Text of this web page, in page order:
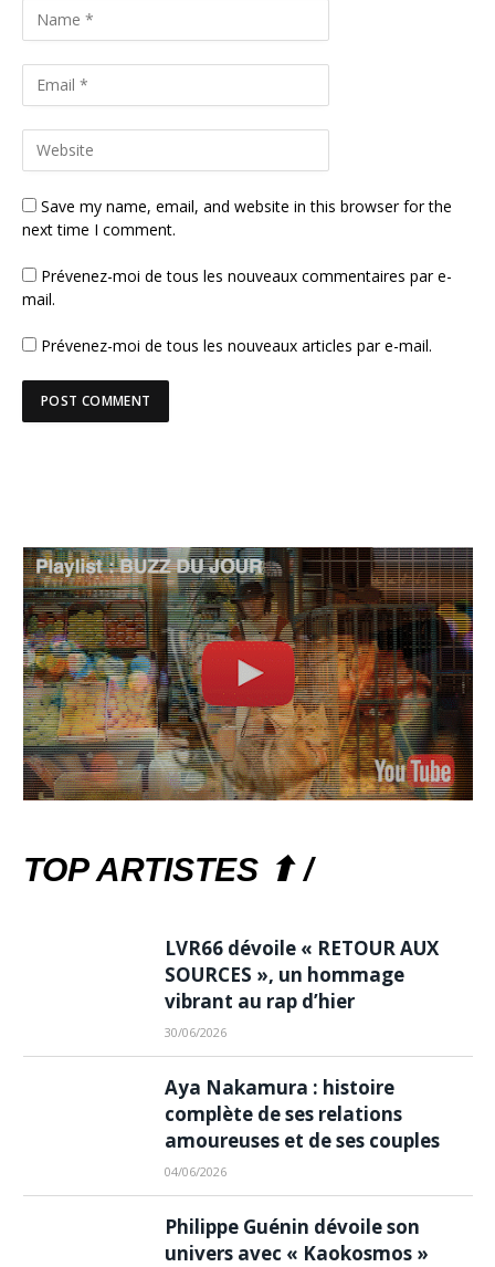
Save my name, email, and website in this browser for the
next time I comment.
Prévenez-moi de tous les nouveaux commentaires par e-
mail.
Prévenez-moi de tous les nouveaux articles par e-mail.
TOP ARTISTES ⬆ /
LVR66 dévoile « RETOUR AUX
SOURCES », un hommage
vibrant au rap d’hier
30/06/2026
Aya Nakamura : histoire
complète de ses relations
amoureuses et de ses couples
04/06/2026
Philippe Guénin dévoile son
univers avec « Kaokosmos »